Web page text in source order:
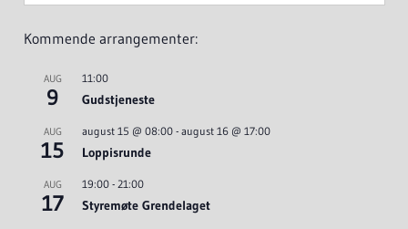
Kommende arrangementer:
AUG
9
11:00
Gudstjeneste
AUG
15
august 15 @ 08:00- august 16 @ 17:00
Loppisrunde
AUG
17
19:00- 21:00
Styremøte Grendelaget